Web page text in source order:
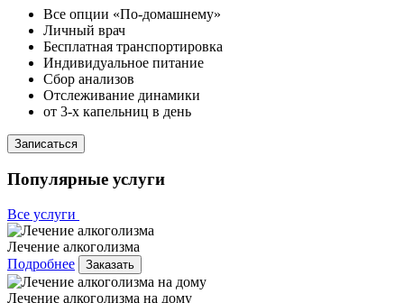
Все опции «По-домашнему»
Личный врач
Бесплатная транспортировка
Индивидуальное питание
Сбор анализов
Отслеживание динамики
от 3-х капельниц в день
Записаться
Популярные услуги
Все услуги
Лечение алкоголизма
Подробнее
Заказать
Лечение алкоголизма на дому